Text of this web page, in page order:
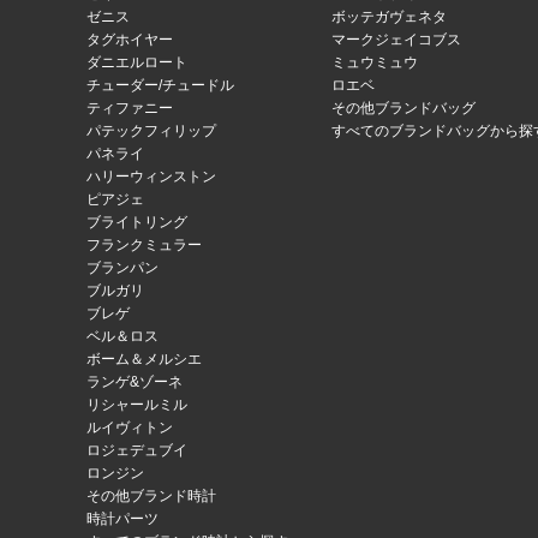
ゼニス
タグホイヤー
ダニエルロート
チューダー/チュードル
ティファニー
パテックフィリップ
パネライ
ハリーウィンストン
ピアジェ
ブライトリング
フランクミュラー
ブランパン
ブルガリ
ブレゲ
ベル＆ロス
ボーム＆メルシエ
ランゲ&ゾーネ
リシャールミル
ルイヴィトン
ロジェデュブイ
ロンジン
その他ブランド時計
時計パーツ
ボッテガヴェネタ
マークジェイコブス
ミュウミュウ
ロエベ
その他ブランドバッグ
すべてのブランドバッグから探